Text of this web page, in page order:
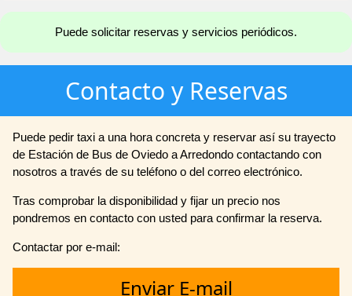
Puede solicitar reservas y servicios periódicos.
Contacto y Reservas
Puede pedir taxi a una hora concreta y reservar así su trayecto
de Estación de Bus de Oviedo a Arredondo contactando con
nosotros a través de su teléfono o del correo electrónico.
Tras comprobar la disponibilidad y fijar un precio nos
pondremos en contacto con usted para confirmar la reserva.
Contactar por e-mail:
Enviar E-mail